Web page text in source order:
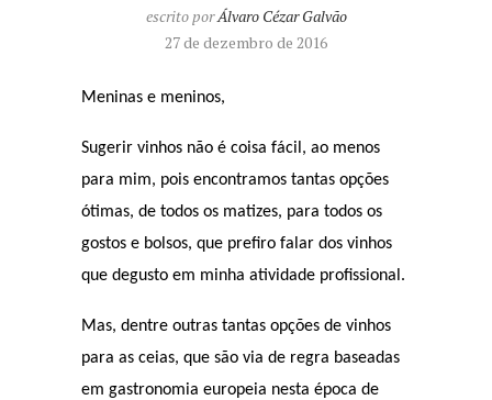
escrito porÁlvaro Cézar Galvão
27 de dezembro de 2016
Meninas e meninos,
Sugerir vinhos não é coisa fácil, ao menos
para mim, pois encontramos tantas opções
ótimas, de todos os matizes, para todos os
gostos e bolsos, que prefiro falar dos vinhos
que degusto em minha atividade profissional.
Mas, dentre outras tantas opções de vinhos
para as ceias, que são via de regra baseadas
em gastronomia europeia nesta época de